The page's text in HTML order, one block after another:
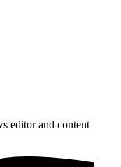
editor and content